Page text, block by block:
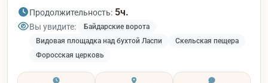
Продолжительность: 5ч.
Вы увидите:
Байдарские ворота
Видовая площадка над бухтой Ласпи
Скельская пещера
Форосская церковь